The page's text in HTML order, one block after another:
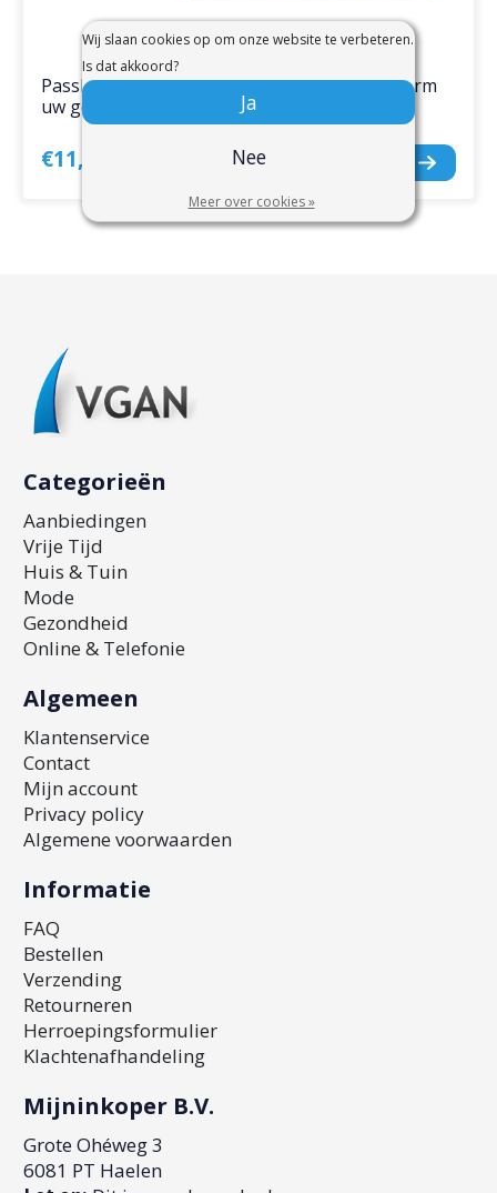
PassProtect Identiteitsbescherming - Bescherm
uw gegevens tegen fraude
€11,95
Categorieën
Aanbiedingen
Vrije Tijd
Huis & Tuin
Mode
Gezondheid
Online & Telefonie
Algemeen
Klantenservice
Contact
Mijn account
Privacy policy
Algemene voorwaarden
Informatie
FAQ
Bestellen
Verzending
Retourneren
Herroepingsformulier
Klachtenafhandeling
Mijninkoper B.V.
Grote Ohéweg 3
6081 PT Haelen
Wij slaan cookies op om onze website te verbeteren.
Is dat akkoord?
Ja
Nee
Meer over cookies »